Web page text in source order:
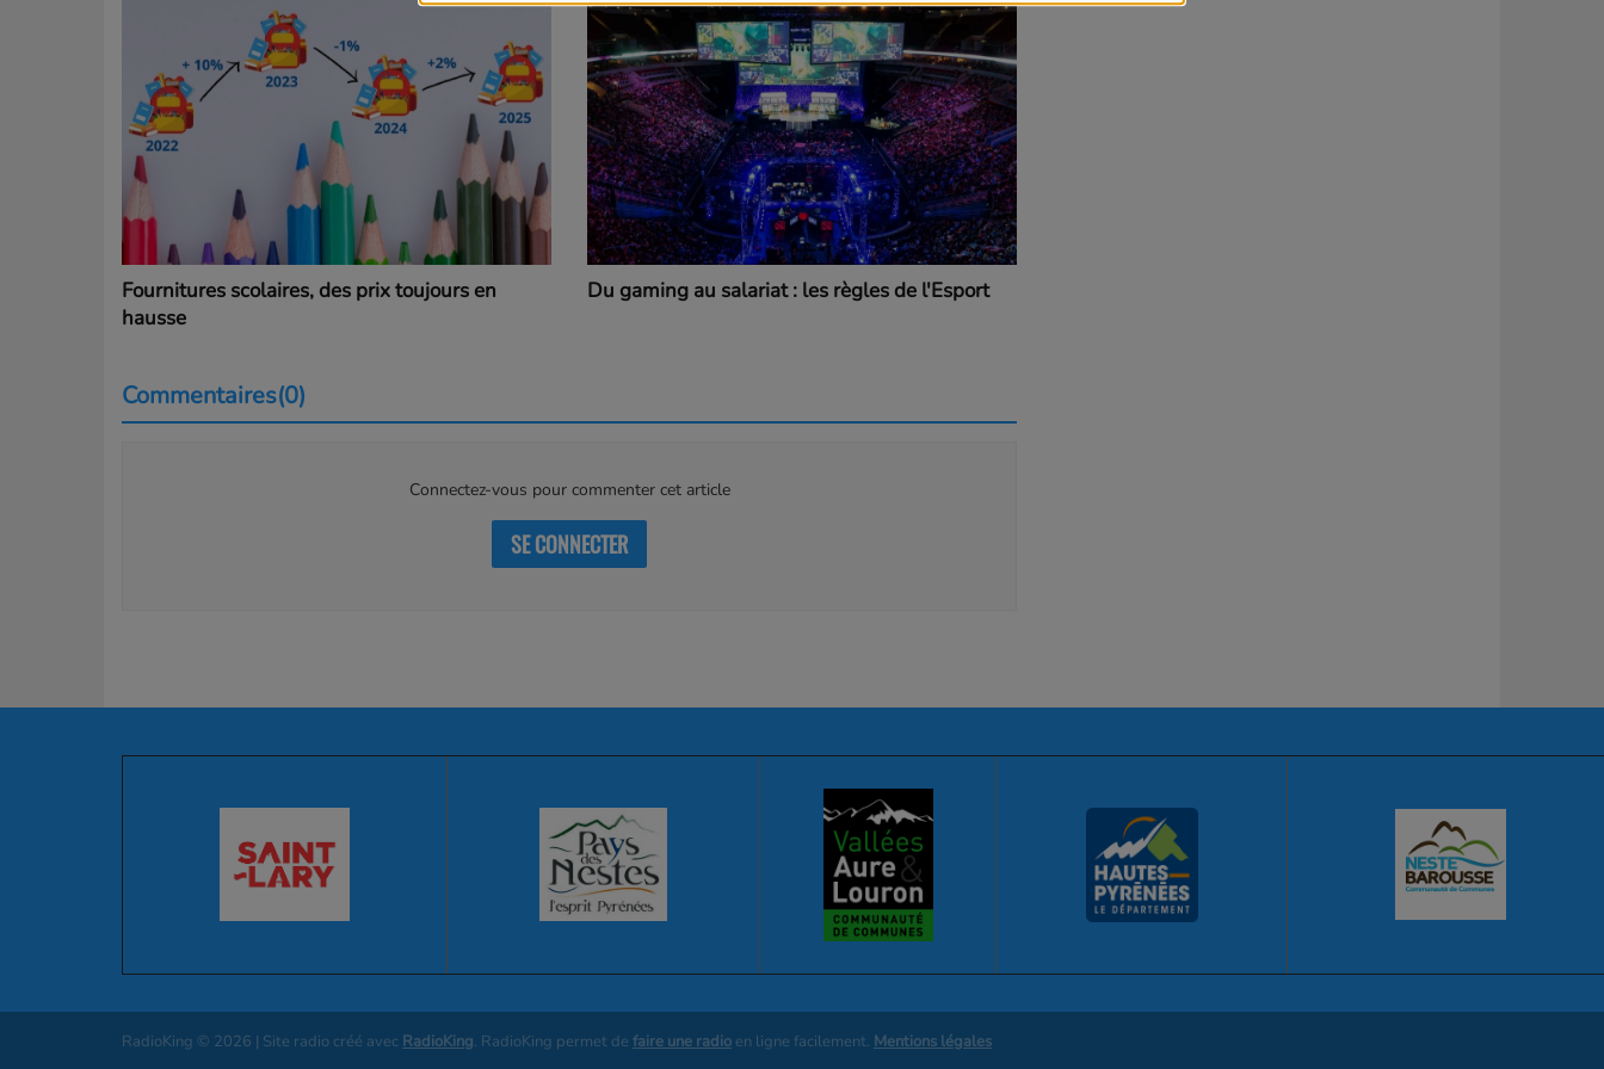
Fournitures scolaires, des prix toujours en
hausse
Du gaming au salariat : les règles de l'Esport
Commentaires(0)
Connectez-vous pour commenter cet article
SE CONNECTER
RadioKing © 2026 | Site radio créé avec RadioKing. RadioKing permet de faire une radio en ligne facilement. Mentions légales